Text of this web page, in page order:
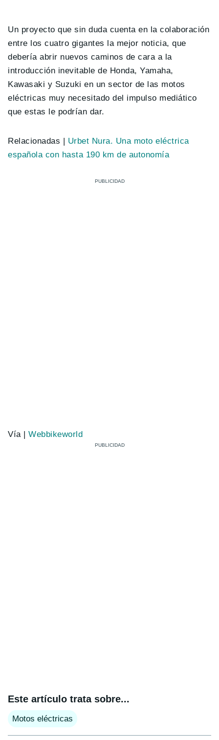
Un proyecto que sin duda cuenta en la colaboración
entre los cuatro gigantes la mejor noticia, que
debería abrir nuevos caminos de cara a la
introducción inevitable de Honda, Yamaha,
Kawasaki y Suzuki en un sector de las motos
eléctricas muy necesitado del impulso mediático
que estas le podrían dar.
Relacionadas | Urbet Nura. Una moto eléctrica
española con hasta 190 km de autonomía
Vía |Webbikeworld
Este artículo trata sobre...
Motos eléctricas